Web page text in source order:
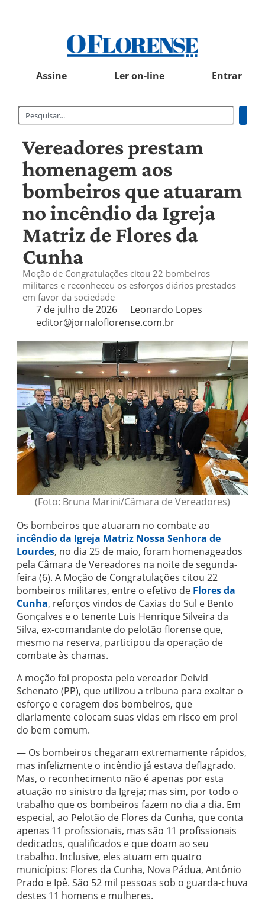
Assine Ler on-line Entrar
Vereadores prestam
homenagem aos
bombeiros que atuaram
no incêndio da Igreja
Matriz de Flores da
Cunha
Moção de Congratulações citou 22 bombeiros
militares e reconheceu os esforços diários prestados
em favor da sociedade
7 de julho de 2026
Leonardo Lopes
editor@jornaloflorense.com.br
(Foto: Bruna Marini/Câmara de Vereadores)
Os bombeiros que atuaram no combate ao
incêndio da Igreja Matriz Nossa Senhora de
Lourdes, no dia 25 de maio, foram homenageados
pela Câmara de Vereadores na noite de segunda-
feira (6). A Moção de Congratulações citou 22
bombeiros militares, entre o efetivo de Flores da
Cunha, reforços vindos de Caxias do Sul e Bento
Gonçalves e o tenente Luis Henrique Silveira da
Silva, ex-comandante do pelotão florense que,
mesmo na reserva, participou da operação de
combate às chamas.
A moção foi proposta pelo vereador Deivid
Schenato (PP), que utilizou a tribuna para exaltar o
esforço e coragem dos bombeiros, que
diariamente colocam suas vidas em risco em prol
do bem comum.
— Os bombeiros chegaram extremamente rápidos,
mas infelizmente o incêndio já estava deflagrado.
Mas, o reconhecimento não é apenas por esta
atuação no sinistro da Igreja; mas sim, por todo o
trabalho que os bombeiros fazem no dia a dia. Em
especial, ao Pelotão de Flores da Cunha, que conta
apenas 11 profissionais, mas são 11 profissionais
dedicados, qualificados e que doam ao seu
trabalho. Inclusive, eles atuam em quatro
municípios: Flores da Cunha, Nova Pádua, Antônio
Prado e Ipê. São 52 mil pessoas sob o guarda-chuva
destes 11 homens e mulheres.